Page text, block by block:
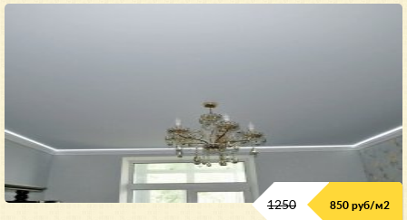
1250 850 руб/м2